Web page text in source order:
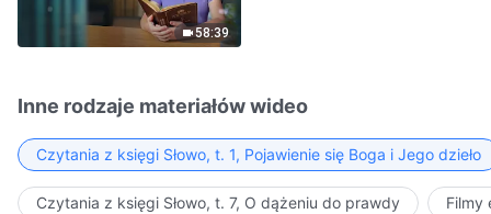
58:39
Inne rodzaje materiałów wideo
Czytania z księgi Słowo, t. 1, Pojawienie się Boga i Jego dzieło
Czytania z księgi Słowo, t. 7, O dążeniu do prawdy Filmy